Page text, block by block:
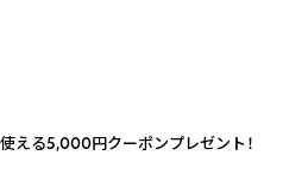
える5,000円クーポンプレゼント！